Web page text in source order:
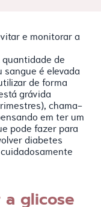
e monitorar a
de
é elevada
de forma
grávida
chama-
em ter um
pode fazer para
diabetes
glicose